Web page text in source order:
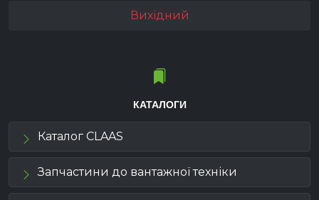
Вихідний
КАТАЛОГИ
Каталог CLAAS
Запчастини до вантажної техніки